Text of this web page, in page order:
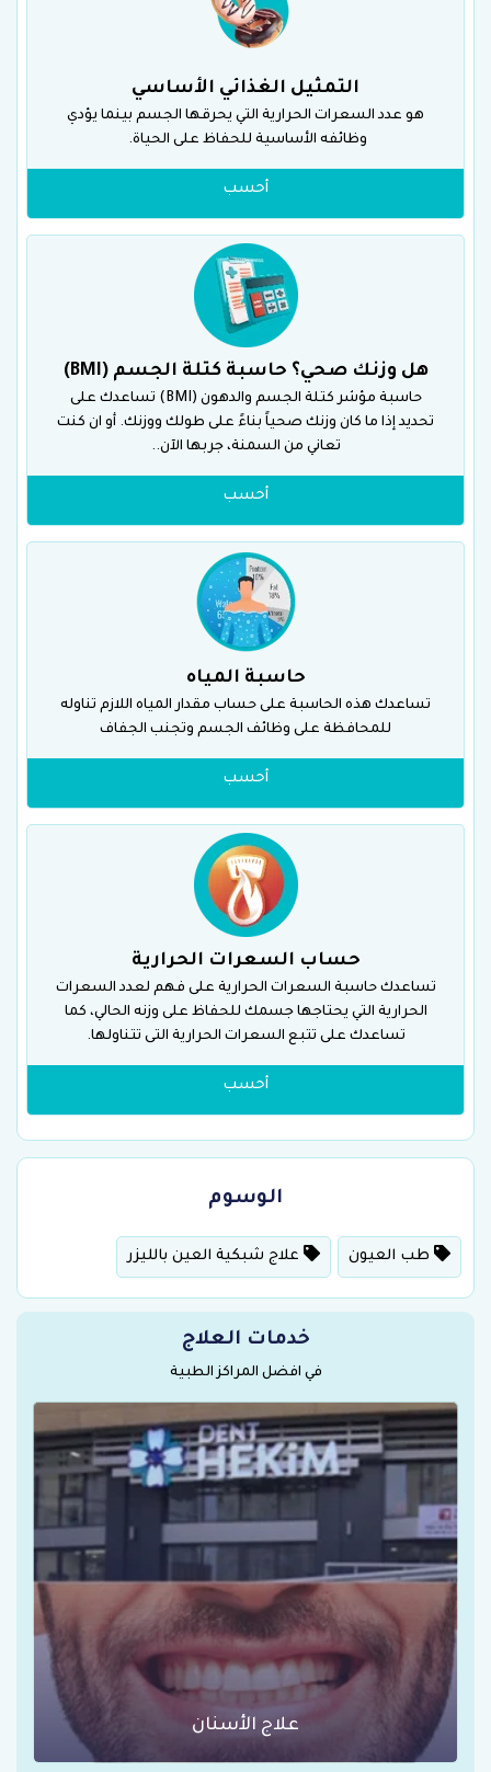
التمثيل الغذائي الأساسي
هو عدد السعرات الحرارية التي يحرقها الجسم بينما يؤدي
وظائفه الأساسية للحفاظ على الحياة.
أحسب
هل وزنك صحي؟ حاسبة كتلة الجسم (BMI)
حاسبة مؤشر كتلة الجسم والدهون (BMI) تساعدك على
تحديد إذا ما كان وزنك صحياً بناءً على طولك ووزنك. أو ان كنت
تعاني من السمنة، جربها الآن..
أحسب
حاسبة المياه
تساعدك هذه الحاسبة على حساب مقدار المياه اللازم تناوله
للمحافظة على وظائف الجسم وتجنب الجفاف
أحسب
حساب السعرات الحرارية
تساعدك حاسبة السعرات الحرارية على فهم لعدد السعرات
الحرارية التي يحتاجها جسمك للحفاظ على وزنه الحالي، كما
تساعدك على تتبع السعرات الحرارية التى تتناولها.
أحسب
الوسوم
طب العيون علاج شبكية العين بالليزر
خدمات العلاج
في افضل المراكز الطبية
عمليات السمنة في تركيا